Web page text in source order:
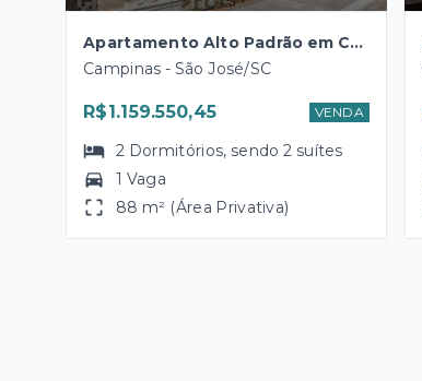
Apartamento Alto Padrão em Campinas - São José
Campinas - São José/SC
R$1.159.550,45 VENDA
2 Dormitórios, sendo2 suítes
1 Vaga
88 m² (Área Privativa)